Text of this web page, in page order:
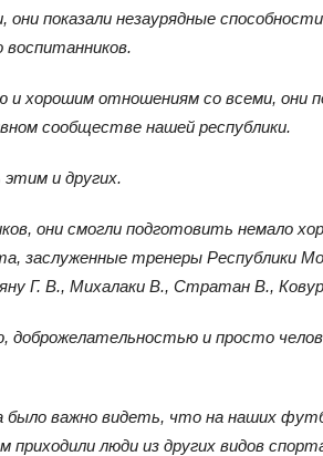
показали незаурядные
хорошим отношениям со всеми, они
сообществе нашей республики.
этим и других.
они смогли подготовить немало
заслуженные тренеры Республики
Г. В., Михалаки В., Стратан В.,
доброжелательностью и просто
было важно видеть, что на наших
приходили люди из других видов